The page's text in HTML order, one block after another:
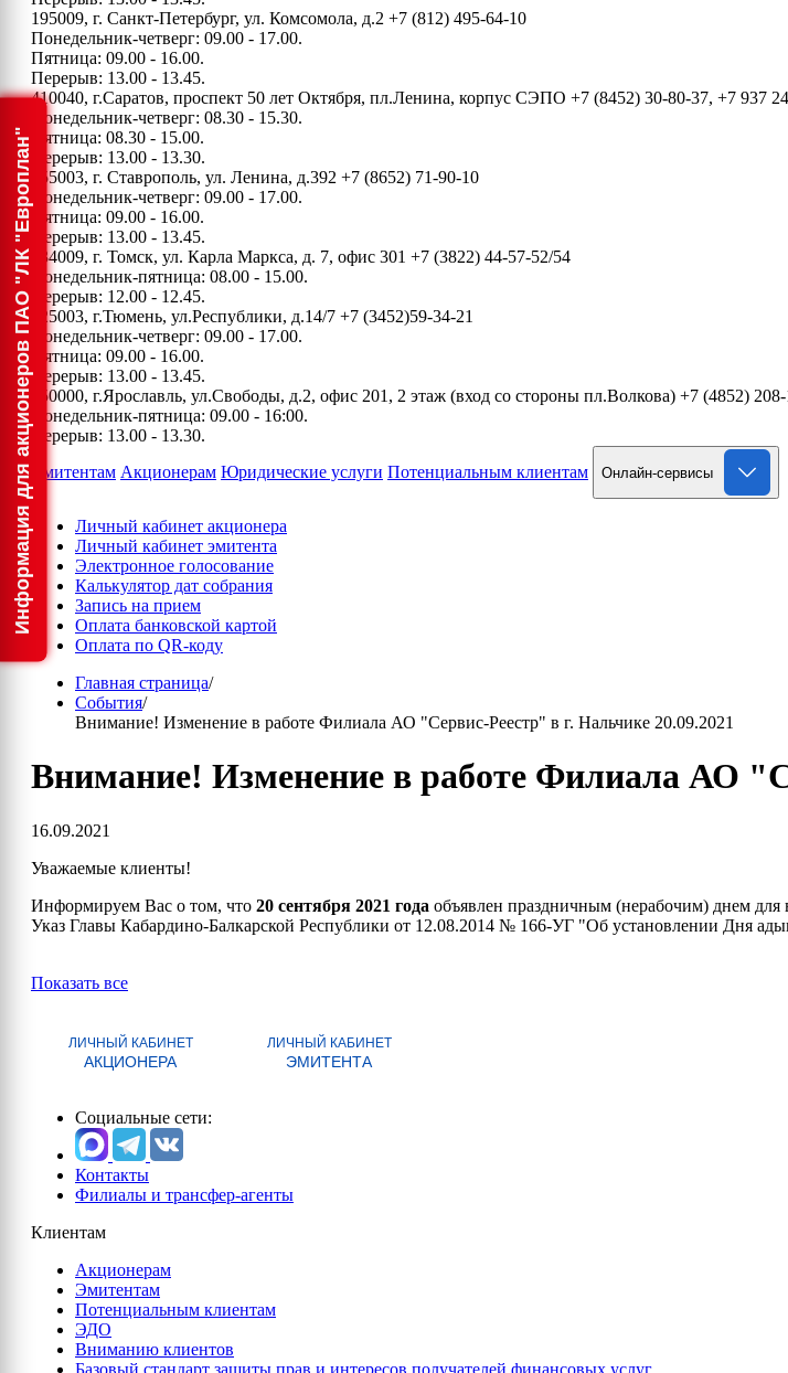
Информация для акционеров ПАО "ЛК "Европлан"
195009, г. Санкт-Петербург, ул. Комсомола, д.2 +7 (812) 495-64-10
Понедельник-четверг: 09.00 - 17.00.
Пятница: 09.00 - 16.00.
Перерыв: 13.00 - 13.45.
410040, г.Саратов, проспект 50 лет Октября, пл.Ленина, корпус СЭПО +7 (8452) 30-80-37, +7 937
Понедельник-четверг: 08.30 - 15.30.
Пятница: 08.30 - 15.00.
Перерыв: 13.00 - 13.30.
355003, г. Ставрополь, ул. Ленина, д.392 +7 (8652) 71-90-10
Понедельник-четверг: 09.00 - 17.00.
Пятница: 09.00 - 16.00.
Перерыв: 13.00 - 13.45.
634009, г. Томск, ул. Карла Маркса, д. 7, офис 301 +7 (3822) 44-57-52/54
Понедельник-пятница: 08.00 - 15.00.
Перерыв: 12.00 - 12.45.
625003, г.Тюмень, ул.Республики, д.14/7 +7 (3452)59-34-21
Понедельник-четверг: 09.00 - 17.00.
Пятница: 09.00 - 16.00.
Перерыв: 13.00 - 13.45.
150000, г.Ярославль, ул.Свободы, д.2, офис 201, 2 этаж (вход со стороны пл.Волкова) +7 (4852)
Понедельник-пятница: 09.00 - 16:00.
Перерыв: 13.00 - 13.30.
Эмитентам Акционерам Юридические услуги Потенциальным клиентам Онлайн-сервисы
Личный кабинет акционера
Личный кабинет эмитента
Электронное голосование
Калькулятор дат собрания
Запись на прием
Оплата банковской картой
Оплата по QR-коду
Главная страница/
События/
Внимание! Изменение в работе Филиала АО "Сервис-Реестр" в г. Нальчике 20.09.2021
Внимание! Изменение в работе Филиала АО
16.09.2021
Уважаемые клиенты!
Информируем Вас о том, что 20 сентября 2021 года объявлен праздничным (нерабочим) днем
Указ Главы Кабардино-Балкарской Республики от 12.08.2014 № 166-УГ "Об установлении Дня
Показать все
ЛИЧНЫЙ КАБИНЕТ
АКЦИОНЕРА
ЛИЧНЫЙ КАБИНЕТ
ЭМИТЕНТА
Социальные сети:
Контакты
Филиалы и трансфер-агенты
Клиентам
Акционерам
Эмитентам
Потенциальным клиентам
ЭДО
Вниманию клиентов
Базовый стандарт защиты прав и интересов получателей финансовых услуг